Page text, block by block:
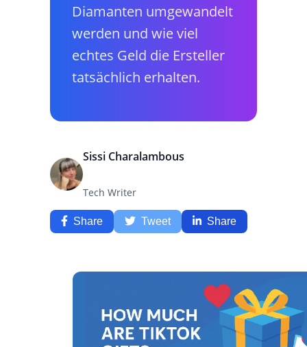
Diamanten umgewandelt
werden und wie viel
echtes Geld die Ersteller
tatsächlich erhalten.
Sissi Charalambous
Tech Writer
Share Tweet Share